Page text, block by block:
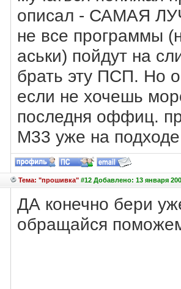
описал - САМАЯ
не все программы
аськи) пойдут на
брать эту ПСП. Но
если не хочешь
последня оффиц.
М33 уже на
Тема: "прошивка"#12 Добавлено: 13 января
ДА конечно бери
обращайся